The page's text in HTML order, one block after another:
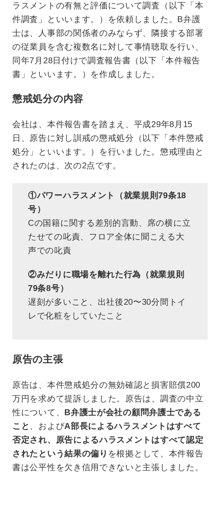
ラスメントの有無と評価について調査（以下「本
件調査」といいます。）を依頼しました。B弁護
士は、人事部の関係者のみならず、隣接する部署
の従業員を含む複数名に対して事情聴取を行い、
同年7月28日付けで調査報告書（以下「本件報告
書」といいます。）を作成しました。
懲戒処分の内容
会社は、本件報告書を踏まえ、平成29年8月15
日、原告に対し訓戒の懲戒処分（以下「本件懲戒
処分」といいます。）を行いました。懲戒理由と
されたのは、次の2点です。
①パワーハラスメント（就業規則79条18
号）
Cの国籍に関する差別的言動、席の横に立
たせての叱責、フロア全体に聞こえる大
声での叱責
②みだりに職場を離れた行為（就業規則
79条8号）
遅刻が多いこと、出社後20〜30分間トイ
レで化粧をしていたこと
原告の主張
原告は、本件懲戒処分の無効確認と損害賠償200
万円を求めて提訴しました。原告は、調査の中立
性について、 B弁護士が会社の顧問弁護士である
こと 、およびA部長によるハラスメントはすべて
否定され、原告によるハラスメントはすべて認定
されたという結果の偏り を根拠として、本件報告
書は公平性を欠き信用できないと主張しました。